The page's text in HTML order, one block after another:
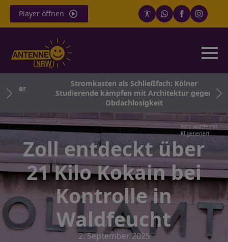
Player öffnen
Stromkasten als Schließfach: Kölner
Studierende kämpfen mit Architektur gegen
Obdachlosigkeit
Foto wurde mit
KI generiert
Zoll entdeckt über
21 Kilo Kokain bei
Kontrolle in
Waldfeucht
2. September 2025